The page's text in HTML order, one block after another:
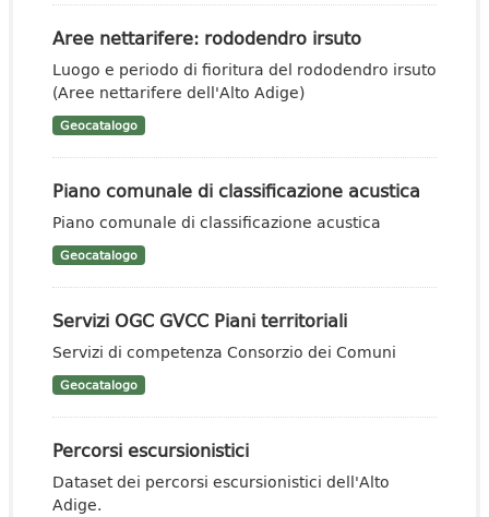
Aree nettarifere: rododendro irsuto
Luogo e periodo di fioritura del rododendro irsuto
(Aree nettarifere dell'Alto Adige)
Geocatalogo
Piano comunale di classificazione acustica
Piano comunale di classificazione acustica
Geocatalogo
Servizi OGC GVCC Piani territoriali
Servizi di competenza Consorzio dei Comuni
Geocatalogo
Percorsi escursionistici
Dataset dei percorsi escursionistici dell'Alto
Adige.